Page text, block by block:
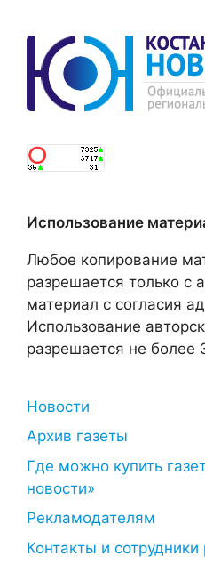
Использование
Любое копирование
разрешается только с
материал с согласия
Использование
разрешается не более
Новости
Архив газеты
Где можно купить
новости»
Рекламодателям
Контакты и